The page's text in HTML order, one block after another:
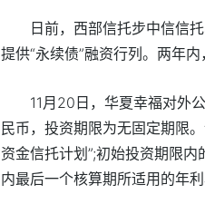
日前，西部信托步中信信
提供“永续债”融资行列。两年
11月20日，华夏幸福对外
民币，投资期限为无固定期限
资金信托计划”;初始投资期限
内最后一个核算期所适用的年